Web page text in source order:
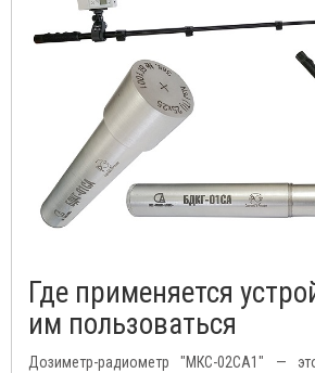
Где применяется
им пользоваться
Дозиметр-радиометр "МКС-02СА1" —